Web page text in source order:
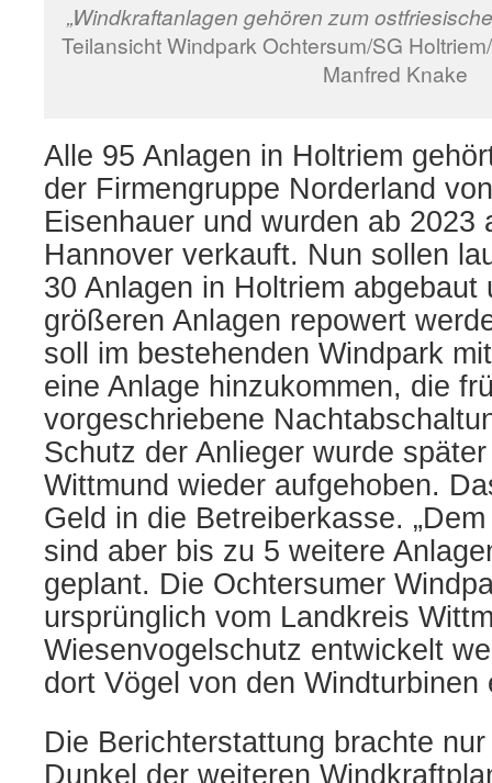
„Windkraftanlagen gehören zum
Teilansicht Windpark Ochtersum/SG
Manfred Knake
Alle 95 Anlagen in Holtriem
der Firmengruppe Norderland
Eisenhauer und wurden ab 2023
Hannover verkauft. Nun sollen
30 Anlagen in Holtriem abgebaut
größeren Anlagen repowert
soll im bestehenden Windpark
eine Anlage hinzukommen, die
vorgeschriebene
Schutz der Anlieger wurde
Wittmund wieder aufgehoben.
Geld in die Betreiberkasse.
sind aber bis zu 5 weitere
geplant. Die Ochtersumer
ursprünglich vom Landkreis
Wiesenvogelschutz entwickelt
dort Vögel von den Windturbinen
Die Berichterstattung brachte
Dunkel der weiteren